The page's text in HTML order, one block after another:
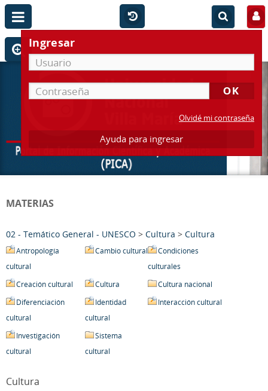
Ingresar
Olvidé mi contraseña
Ayuda para ingresar
MATERIAS
02 - Temático General - UNESCO > Cultura > Cultura
Antropología
cultural
Cambio cultural
Condiciones
culturales
Creación cultural
Cultura
Cultura nacional
Diferenciación
cultural
Identidad
cultural
Interacción cultural
Investigación
cultural
Sistema
cultural
Cultura